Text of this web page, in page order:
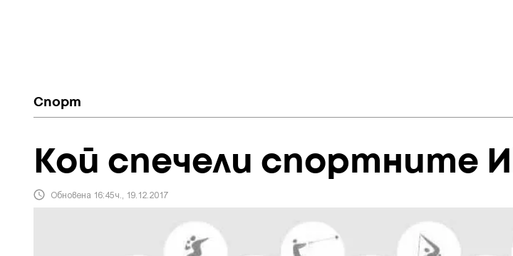
Спорт
Кой спечели спортните
Обновена 16:45ч., 19.12.2017